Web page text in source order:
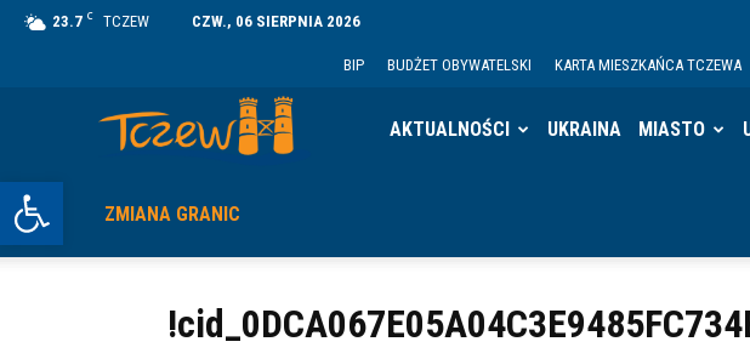
Otwórz pasek narzędzi
23.7 C TCZEW CZW., 06 SIERPNIA 2026
BIP BUDŻET OBYWATELSKI KARTA MIESZKAŃCA TCZEWA
AKTUALNOŚCI UKRAINA MIASTO
ZMIANA GRANIC